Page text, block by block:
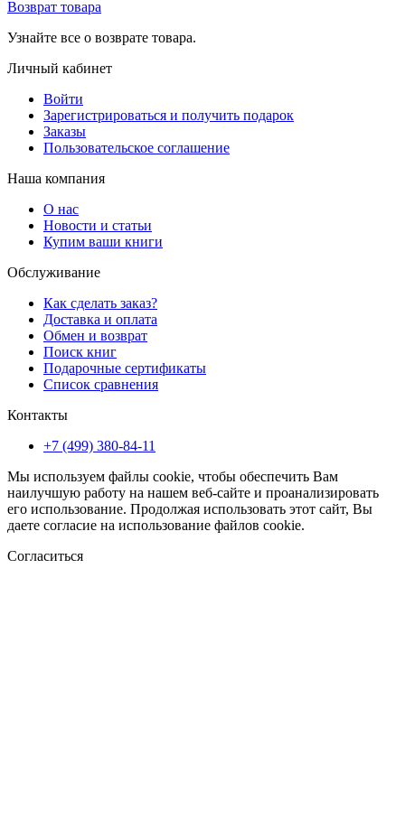
Возврат товара
Узнайте все о возврате товара.
Личный кабинет
Войти
Зарегистрироваться и получить подарок
Заказы
Пользовательское соглашение
Наша компания
О нас
Новости и статьи
Купим ваши книги
Обслуживание
Как сделать заказ?
Доставка и оплата
Обмен и возврат
Поиск книг
Подарочные сертификаты
Список сравнения
Контакты
+7 (499) 380-84-11
Мы используем файлы cookie, чтобы обеспечить Вам
наилучшую работу на нашем веб-сайте и проанализировать
его использование. Продолжая использовать этот сайт, Вы
даете согласие на использование файлов cookie.
Согласиться